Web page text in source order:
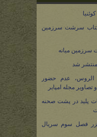
کتاب سرشت سرزمین
میانه
شد
الروس، عدم حضور
مجله امپایر
پلید در پشت صحنه
فصل سوم سریال